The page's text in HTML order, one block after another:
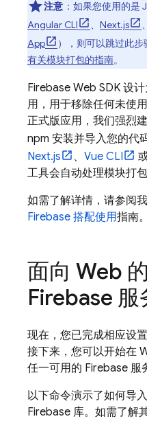
注意 ：如果您使用的是
Angular CLI
、 Next.js 、
App
），则可以跳过此
有关模块打包的指南。
Firebase Web SDK 设
用，用于移除任何未使
正式版应用，我们强烈
npm 安装并导入您的代
Next.js
、 Vue CLI
工具会自动处理模块打包
如需了解详情，请参阅
Firebase 搭配使用指南。
面向 Web
Firebase 服
现在，您已完成相应设
接下来，您可以开始在
任一可用的 Firebase 服
以下命令演示了如何导
Firebase 库。如需了解